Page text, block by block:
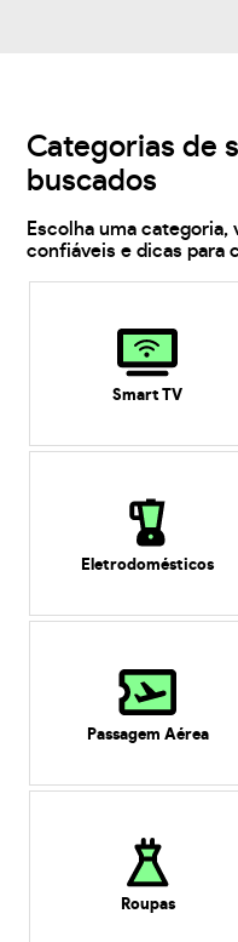
Categorias de
buscados
Escolha uma
confiáveis e dicas para
Smart TV
Eletrodomésticos
Passagem Aérea
Roupas